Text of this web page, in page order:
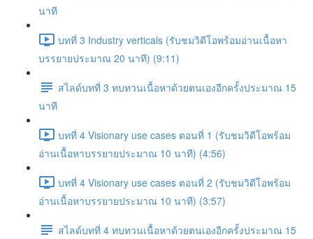
นาที
บทที่ 3 Industry verticals (รับชมวิดีโอพร้อมอ่านเนื้อหา
บรรยายประมาณ 20 นาที) (9:11)
สไลด์บทที่ 3 ทบทวนเนื้อหาด้วยตนเองอีกครั้งประมาณ 15
นาที
บทที่ 4 Visionary use cases ตอนที่ 1 (รับชมวิดีโอพร้อม
อ่านเนื้อหาบรรยายประมาณ 10 นาที) (4:56)
บทที่ 4 Visionary use cases ตอนที่ 2 (รับชมวิดีโอพร้อม
อ่านเนื้อหาบรรยายประมาณ 10 นาที) (3:57)
สไลด์บทที่ 4 ทบทวนเนื้อหาด้วยตนเองอีกครั้งประมาณ 15